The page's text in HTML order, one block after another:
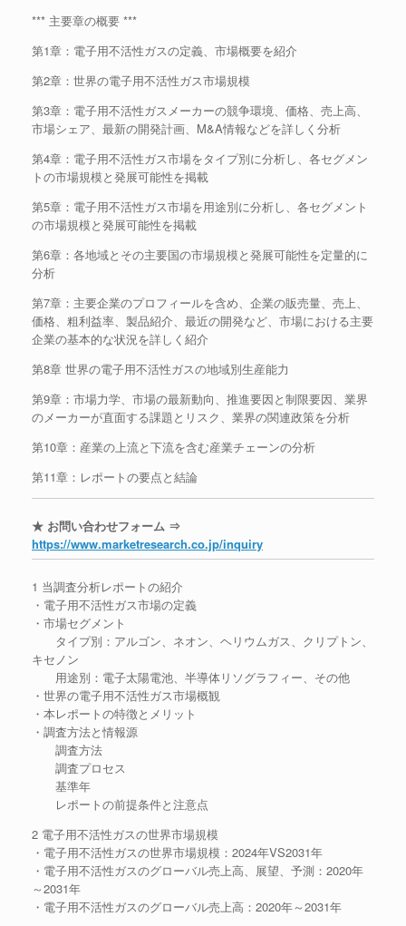
*** 主要章の概要 ***
第1章：電子用不活性ガスの定義、市場概要を紹介
第2章：世界の電子用不活性ガス市場規模
第3章：電子用不活性ガスメーカーの競争環境、価格、売上高、
市場シェア、最新の開発計画、M&A情報などを詳しく分析
第4章：電子用不活性ガス市場をタイプ別に分析し、各セグメン
トの市場規模と発展可能性を掲載
第5章：電子用不活性ガス市場を用途別に分析し、各セグメント
の市場規模と発展可能性を掲載
第6章：各地域とその主要国の市場規模と発展可能性を定量的に
分析
第7章：主要企業のプロフィールを含め、企業の販売量、売上、
価格、粗利益率、製品紹介、最近の開発など、市場における主要
企業の基本的な状況を詳しく紹介
第8章 世界の電子用不活性ガスの地域別生産能力
第9章：市場力学、市場の最新動向、推進要因と制限要因、業界
のメーカーが直面する課題とリスク、業界の関連政策を分析
第10章：産業の上流と下流を含む産業チェーンの分析
第11章：レポートの要点と結論
★ お問い合わせフォーム ⇒
https://www.marketresearch.co.jp/inquiry
1 当調査分析レポートの紹介
・電子用不活性ガス市場の定義
・市場セグメント
タイプ別：アルゴン、ネオン、ヘリウムガス、クリプトン、
キセノン
用途別：電子太陽電池、半導体リソグラフィー、その他
・世界の電子用不活性ガス市場概観
・本レポートの特徴とメリット
・調査方法と情報源
調査方法
調査プロセス
基準年
レポートの前提条件と注意点
2 電子用不活性ガスの世界市場規模
・電子用不活性ガスの世界市場規模：2024年VS2031年
・電子用不活性ガスのグローバル売上高、展望、予測：2020年
～2031年
・電子用不活性ガスのグローバル売上高：2020年～2031年